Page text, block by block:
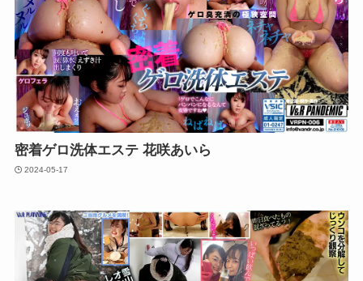
密着ゲロ洗体エステ 花咲あいら
2024-05-17